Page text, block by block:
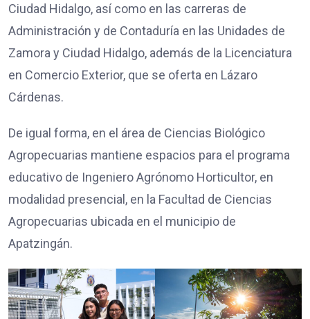
Ciudad Hidalgo, así como en las carreras de
Administración y de Contaduría en las Unidades de
Zamora y Ciudad Hidalgo, además de la Licenciatura
en Comercio Exterior, que se oferta en Lázaro
Cárdenas.
De igual forma, en el área de Ciencias Biológico
Agropecuarias mantiene espacios para el programa
educativo de Ingeniero Agrónomo Horticultor, en
modalidad presencial, en la Facultad de Ciencias
Agropecuarias ubicada en el municipio de
Apatzingán.